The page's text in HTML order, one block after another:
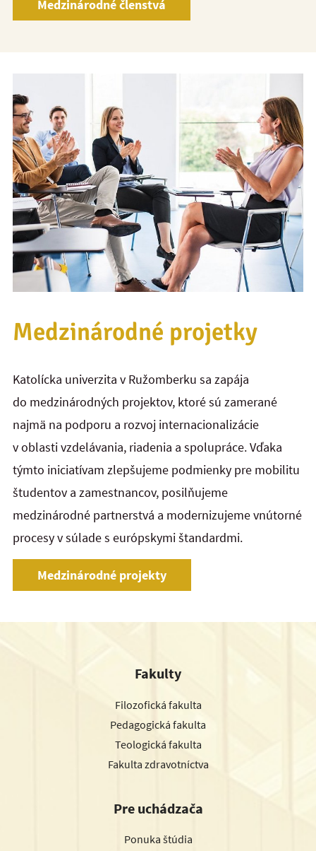
Medzinárodné členstvá
Medzinárodné projetky
Katolícka univerzita v Ružomberku sa zapája
do medzinárodných projektov, ktoré sú zamerané
najmä na podporu a rozvoj internacionalizácie
v oblasti vzdelávania, riadenia a spolupráce. Vďaka
týmto iniciatívam zlepšujeme podmienky pre mobilitu
študentov a zamestnancov, posilňujeme
medzinárodné partnerstvá a modernizujeme vnútorné
procesy v súlade s európskymi štandardmi.
Medzinárodné projekty
Fakulty
Filozofická fakulta
Pedagogická fakulta
Teologická fakulta
Fakulta zdravotníctva
Pre uchádzača
Ponuka štúdia